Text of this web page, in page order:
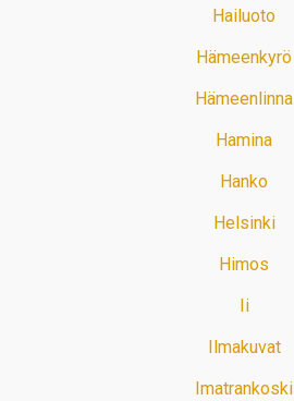
Hailuoto
Hämeenkyrö
Hämeenlinna
Hamina
Hanko
Helsinki
Himos
Ii
Ilmakuvat
Imatrankoski